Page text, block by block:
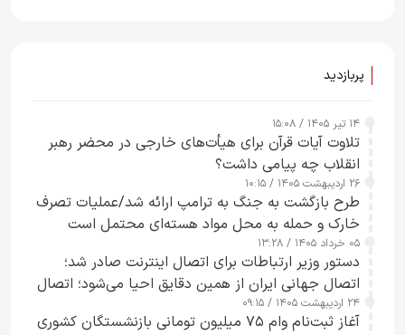
پربازدید
۱۴ تیر ۱۴۰۵ / ۱۵:۰۸
تلاوت آیات قرآن برای هیأت‌های خارجی در محضر رهبر
انقلاب چه پیامی داشت؟
۲۶ اردیبهشت ۱۴۰۵ / ۱۰:۱۵
طرح‌ بازگشت به جنگ به ترامپ ارائه شد/عملیات تصرف
خارک و حمله به محل مواد هسته‌ای محتمل است
۰۵ خرداد ۱۴۰۵ / ۱۳:۲۸
دستور وزیر ارتباطات برای اتصال اینترنت صادر شد؛
اتصال جهانی ایران از همین دقایق احیا می‌شود؛ اتصال
کامل مردم تا ۲۴ ساعت آینده
۲۴ اردیبهشت ۱۴۰۵ / ۰۹:۱۵
آغاز ثبت‌نام وام ۷۵ میلیون تومانی بازنشستگان کشوری